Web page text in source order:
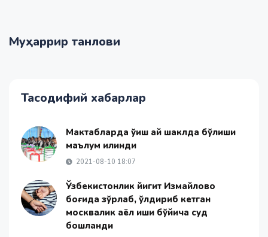
Муҳаррир танлови
Тасодифий хабарлар
Мактабларда ўқиш қай шаклда бўлиши
маълум қилинди
2021-08-10 18:07
Ўзбекистонлик йигит Измайлово
боғида зўрлаб, ўлдириб кетган
москвалик аёл иши бўйича суд
бошланди